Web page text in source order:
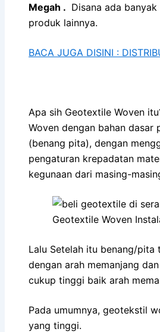
Megah . Disana ada
produk lainnya.
BACA JUGA DISINI :
Apa sih Geotextile Woven
Woven dengan bahan
(benang pita), dengan
pengaturan krepadatan
kegunaan dari masing-
Geotextile Woven
Lalu Setelah itu benang/pita
dengan arah memanjang
cukup tinggi baik arah
Pada umumnya, geotekstil
yang tinggi.